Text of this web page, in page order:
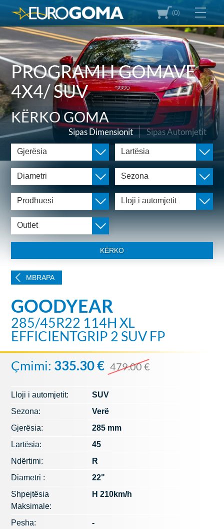
(0)
PROGRAMI I GOMAVE
4X4/ SUV
KËRKO GOMA
Sipas Dimensionit Sipas Automjetit
Gjerësia Lartësia
Diametri Sezona
Prodhuesi Lloji i automjetit
Outlet
KËRKO
MBRAPA
GOODYEAR
285/45R22 114H XL
EFFICIENTGRIP 2 SUV FP
Çmimi: 335.30 € 479.00 €
Lloji i automjetit:
SUV
Sezona:
Verë
Gjerësia:
285 mm
Lartësia:
45
Ndërtimi:
R
Diametri :
22"
Shpejtësia
Maksimale:
H 210km/h
Pesha:
-